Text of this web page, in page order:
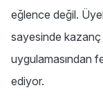
eğlence değil.
sayesinde
uygulamasından
ediyor.